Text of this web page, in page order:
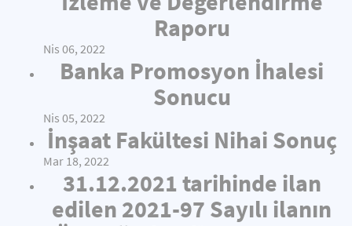
Raporu
Nis 06, 2022
Banka Promosyon İhalesi
Sonucu
Nis 05, 2022
İnşaat Fakültesi Nihai Sonuç
Mar 18, 2022
31.12.2021 tarihinde ilan
edilen 2021-97 Sayılı ilanın